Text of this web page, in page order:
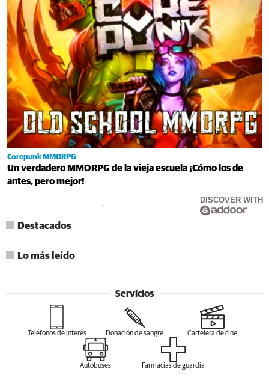
Corepunk MMORPG
Un verdadero MMORPG de la vieja escuela ¡Cómo los de
antes, pero mejor!
DISCOVER WITH
Destacados
Lo más leído
Servicios
Teléfonos de interés Donación de sangre Cartelera de cine
Autobuses Farmacias de guardia